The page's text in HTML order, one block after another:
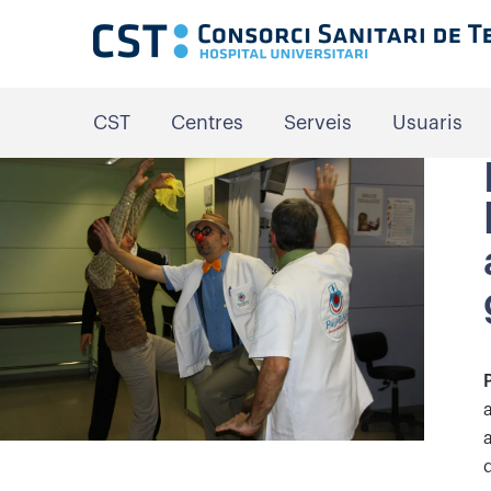
CST Centres Serveis Usuaris